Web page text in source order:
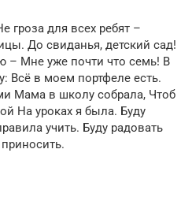
гроза для всех ребят –
До свиданья, детский сад!
– Мне уже почти что семь! В
Всё в моем портфеле есть.
Мама в школу собрала, Чтоб
На уроках я была. Буду
учить. Буду радовать